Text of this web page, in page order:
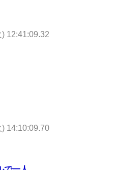
12:41:09.32
14:10:09.70